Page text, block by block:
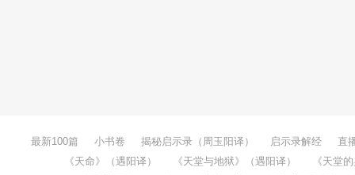
最新100篇 小书卷 揭秘启示录（周玉阳译） 启示录解经
直
《天命》（遇阳译）
《天堂与地狱》（遇阳译）
《天堂